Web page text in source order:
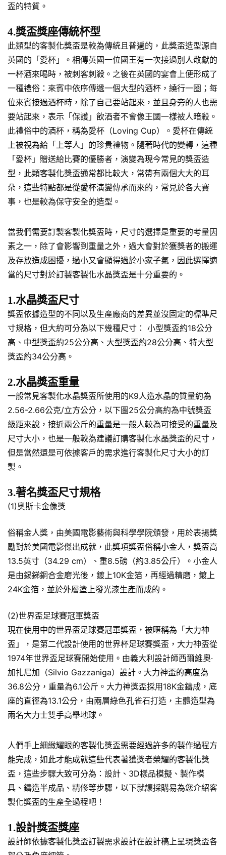
盃的特質。
4.獎盃獎座傳統杯型
此類型的客製化獎盃是較為傳統且普遍的，此獎盃造型源自
英國的「愛杯」。相傳英國一位國王有一次接過別人敬獻的
一杯酒來喝時，被刺客刺殺。之後在英國的宴會上便形成了
一種禮俗：來賓中依序傳遞一個大型的酒杯，繞行一圈；每
位來賓接過酒杯時，除了自己要站起來，並且身旁的人也需
要站起來，表示「保護」飲酒者不會像王國一樣被人暗殺。
此禮俗中的酒杯，稱為愛杯（Loving Cup）。愛杯在傳統
上被視為給「上等人」的珍貴禮物。隨著時代的變轉，這種
「愛杯」贈送給比賽的優勝者，演變為現今常見的獎盃造
型，此類客製化獎盃通常都比較大，常帶有兩個大大的耳
朵，這些特點都是從愛杯演變傳承而來的，常見於各大賽
事，也是較為保守安全的造型。
當我們需要訂製客製化獎盃時，尺寸的選擇是重要的考量因
素之一，除了會影響到重量之外，過大會對於獲獎者的搬運
及存放造成困擾，過小又會顯得過於小家子氣，因此選擇適
當的尺寸對於訂製客製化水晶獎盃是十分重要的。
1.水晶獎盃尺寸
獎盃依據造型的不同以及生產廠商的差異並沒固定的標準尺
寸規格，但大約可分為以下幾種尺寸： 小型獎盃約18公分
高、中型獎盃約25公分高、大型獎盃約28公分高、特大型
獎盃約34公分高。
2.水晶獎盃重量
一般常見客製化水晶獎盃所使用的K9人造水晶的質量約為
2.56-2.66公克/立方公分，以下圖25公分高約為中號獎盃
級距來說，接近兩公斤的重量是一般人較為可接受的重量及
尺寸大小，也是一般較為建議訂購客製化水晶獎盃的尺寸，
但是當然還是可依據客戶的需求進行客製化尺寸大小的訂
製。
3.著名獎盃尺寸規格
(1)奧斯卡金像獎
俗稱金人獎，由美國電影藝術與科學學院頒發，用於表揚獎
勵對於美國電影傑出成就，此獎項獎盃俗稱小金人，獎盃高
13.5英寸（34.29 cm）、重8.5磅（約3.85公斤）。小金人
是由錫銻銅合金磨光後，鍍上10K金箔，再經過精磨，鍍上
24K金箔，並於外層塗上發光漆生產而成的。
(2)世界盃足球賽冠軍獎盃
現在使用中的世界盃足球賽冠軍獎盃，被暱稱為「大力神
盃」，是第二代設計使用的世界杯足球賽獎盃，大力神盃從
1974年世界盃足球賽開始使用。由義大利設計師西爾維奧·
加扎尼加（Silvio Gazzaniga）設計。大力神盃的高度為
36.8公分，重量為6.1公斤。大力神獎盃採用18K金鑄成，底
座的直徑為13.1公分，由兩層綠色孔雀石打造，主體造型為
兩名大力士雙手高舉地球。
人們手上細緻耀眼的客製化獎盃需要經過許多的製作過程方
能完成，如此才能成就這些代表著獲獎者榮耀的客製化獎
盃，這些步驟大致可分為：設計、3D樣品模擬、製作模
具、鑄造半成品、精修等步驟，以下就讓採購易為您介紹客
製化獎盃的生產全過程吧！
1.設計獎盃獎座
設計師依據客製化獎盃訂製需求設計在設計稿上呈現獎盃各